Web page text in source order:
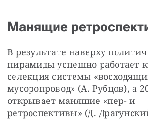
Манящие
В результате наверху
пирамиды успешно работает
селекция системы
мусоропровод» (А. Рубцов), а
открывает манящие «пер- и
ретроспективы» (Д.